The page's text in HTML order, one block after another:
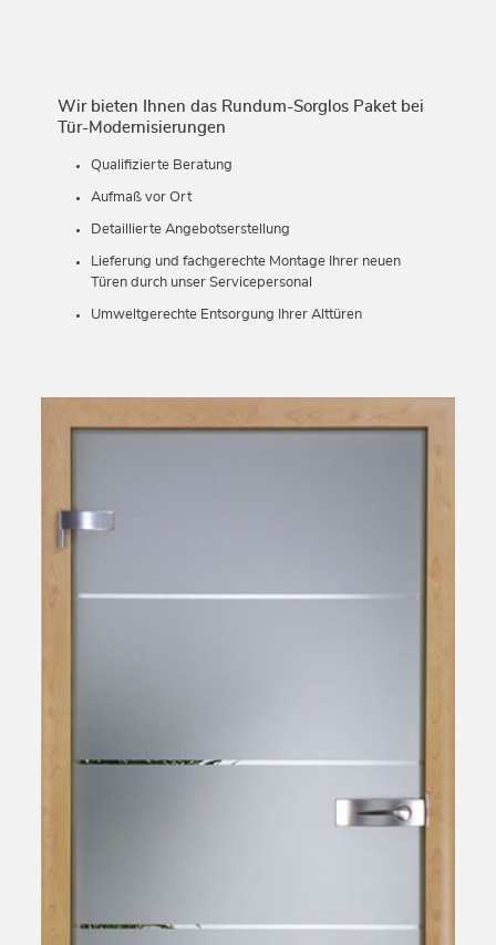
Wir bieten Ihnen das Rundum-Sorglos Paket bei
Tür-Modernisierungen
Qualifizierte Beratung
Aufmaß vor Ort
Detaillierte Angebotserstellung
Lieferung und fachgerechte Montage Ihrer neuen
Türen durch unser Servicepersonal
Umweltgerechte Entsorgung Ihrer Alttüren